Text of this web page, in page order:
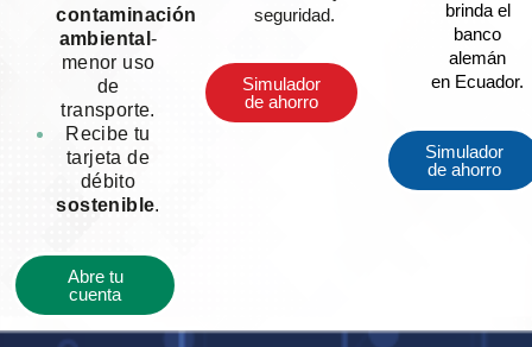
contaminación
ambiental-
menor uso
de
transporte.
Recibe tu
tarjeta de
débito
sostenible.
Abre tu
cuenta
seguridad.
Simulador
de ahorro
brinda el
banco
alemán
en Ecuador.
Simulador
de ahorro